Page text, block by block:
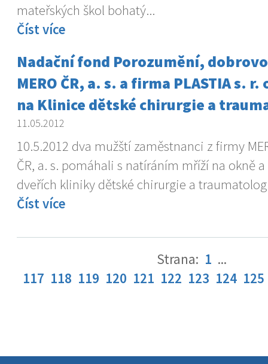
mateřských škol bohatý...
Číst více
Nadační fond Porozumění,
MERO ČR, a. s. a firma PLASTIA s.
na Klinice dětské chirurgie a
11.05.2012
10.5.2012 dva mužští zaměstnanci z firmy
ČR, a. s. pomáhali s natíráním mříží na okně a
dveřích kliniky dětské chirurgie a
Číst více
Strana: 1 ...
117 118 119 120 121 122 123 124 125